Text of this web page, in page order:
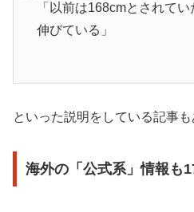
「以前は168cmとされて
伸びている」
といった説明をしている記事も
海外の「公式系」情報も